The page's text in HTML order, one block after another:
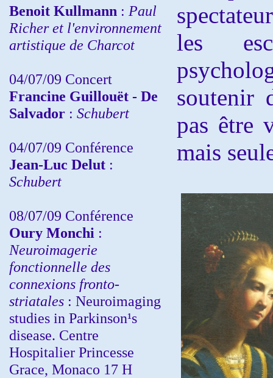
Benoit Kullmann : Paul
Richer et l'environnement
artistique de Charcot
04/07/09 Concert
Francine Guillouët - De
Salvador : Schubert
04/07/09 Conférence
Jean-Luc Delut :
Schubert
08/07/09 Conférence
Oury Monchi :
Neuroimagerie
fonctionnelle des
connexions fronto-
striatales : Neuroimaging
studies in Parkinson¹s
disease. Centre
Hospitalier Princesse
Grace, Monaco 17 H
les
soutenir
pas être
mais